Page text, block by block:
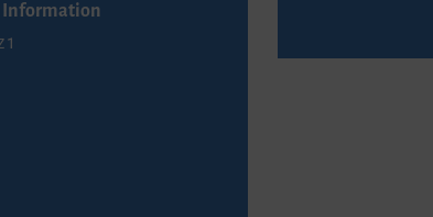
Information
1